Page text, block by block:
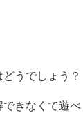
うでしょう？
きなくて遊べ